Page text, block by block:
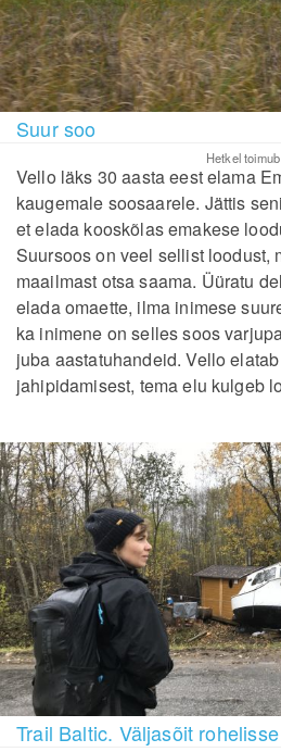
Suur soo
Hetkel toimub
Vello läks 30 aasta eest elama
kaugemale soosaarele. Jättis
et elada kooskõlas emakese
Suursoos on veel sellist loodust,
maailmast otsa saama. Üüratu
elada omaette, ilma inimese
ka inimene on selles soos
juba aastatuhandeid. Vello
jahipidamisest, tema elu kulgeb
Trail Baltic. Väljasõit rohelisse